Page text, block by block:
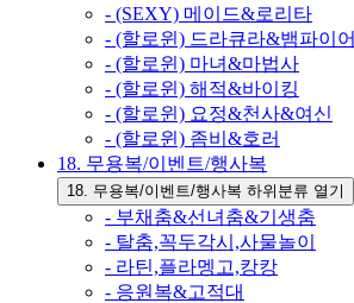
- (SEXY) 메이드&로리타
- (할로윈) 드라큐라&뱀파이어
- (할로윈) 마녀&마법사
- (할로윈) 해적&바이킹
- (할로윈) 요정&천사&여신
- (할로윈) 좀비&호러
18. 무용복/이벤트/행사복
18. 무용복/이벤트/행사복 하위분류 열기
- 부채춤&선녀춤&기생춤
- 탈춤,꼭두각시,사물놀이
- 라틴,플라멩고,캉캉
- 응원복&고적대